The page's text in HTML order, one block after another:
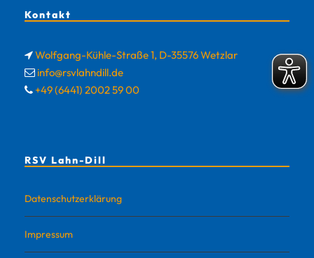
Kontakt
Wolfgang-Kühle-Straße 1, D-35576 Wetzlar
info@rsvlahndill.de
+49 (6441) 2002 59 00
RSV Lahn-Dill
Datenschutzerklärung
Impressum